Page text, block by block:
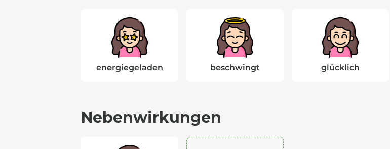
energiegeladen beschwingt glücklich
Nebenwirkungen